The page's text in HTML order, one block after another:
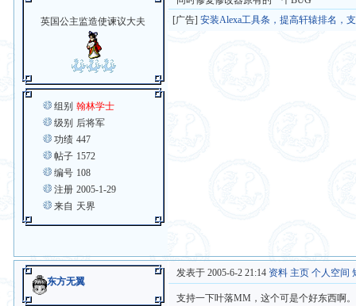
英国公主监造使谏议大夫
组别 翰林学士
级别 后将军
功绩 447
帖子 1572
编号 108
注册 2005-1-29
来自 天界
[广告]安装Alexa工具条，提高轩辕排名，
东方无翼
发表于 2005-6-2 21:14 资料 主页 个人空间
支持一下叶落MM，这个可是个好东西啊。